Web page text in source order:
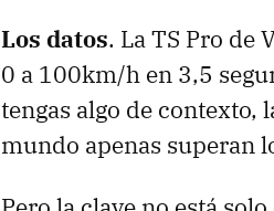
Los datos. La TS Pro de
0 a 100km/h en 3,5
tengas algo de contexto,
mundo apenas superan